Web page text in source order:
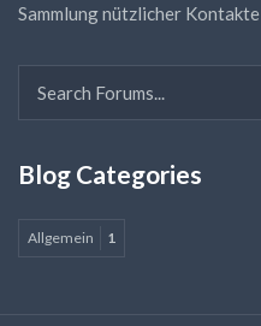
Sammlung nützlicher Kontakte
Blog Categories
Allgemein 1